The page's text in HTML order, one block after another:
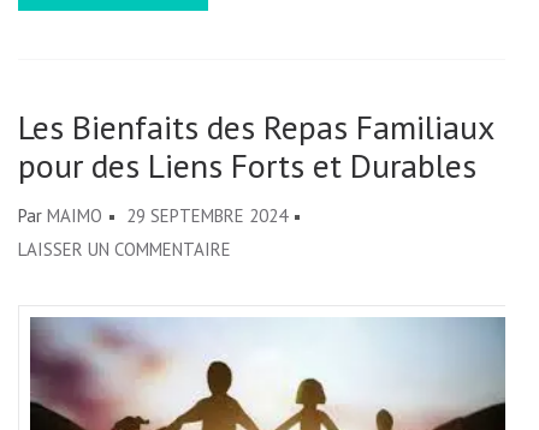
Les Bienfaits des Repas Familiaux
pour des Liens Forts et Durables
Par MAIMO
29 SEPTEMBRE 2024
LAISSER UN COMMENTAIRE
BIENFAITS
REPAS
FAMILIAUX